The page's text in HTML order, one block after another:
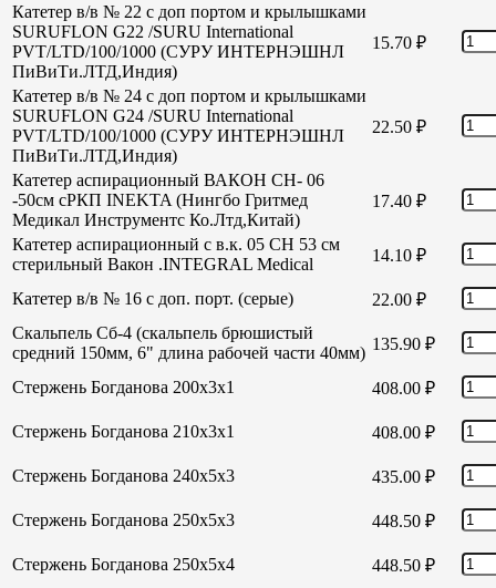
Катетер в/в № 22 с доп портом и крылышками
SURUFLON G22 /SURU International
PVT/LTD/100/1000 (СУРУ ИНТЕРНЭШНЛ
ПиВиТи.ЛТД,Индия)
15.70 ₽
Катетер в/в № 24 с доп портом и крылышками
SURUFLON G24 /SURU International
PVT/LTD/100/1000 (СУРУ ИНТЕРНЭШНЛ
ПиВиТи.ЛТД,Индия)
22.50 ₽
Катетер аспирационный ВАКОН СН- 06
-50см сРКП INEKTA (Нингбо Гритмед
Медикал Инструментс Ко.Лтд,Китай)
17.40 ₽
Катетер аспирационный с в.к. 05 СН 53 см
стерильный Вакон .INTEGRAL Medical
14.10 ₽
Катетер в/в № 16 с доп. порт. (серые) 22.00 ₽
Скальпель Сб-4 (скальпель брюшистый
средний 150мм, 6" длина рабочей части 40мм) 135.90 ₽
Стержень Богданова 200х3х1 408.00 ₽
Стержень Богданова 210х3х1 408.00 ₽
Стержень Богданова 240х5х3 435.00 ₽
Стержень Богданова 250х5х3 448.50 ₽
Стержень Богданова 250х5х4 448.50 ₽